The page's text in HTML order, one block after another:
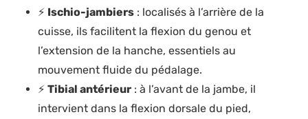
⚡ Ischio-jambiers : localisés à l’arrière de la
cuisse, ils facilitent la flexion du genou et
l’extension de la hanche, essentiels au
mouvement fluide du pédalage.
⚡ Tibial antérieur : à l’avant de la jambe, il
intervient dans la flexion dorsale du pied,